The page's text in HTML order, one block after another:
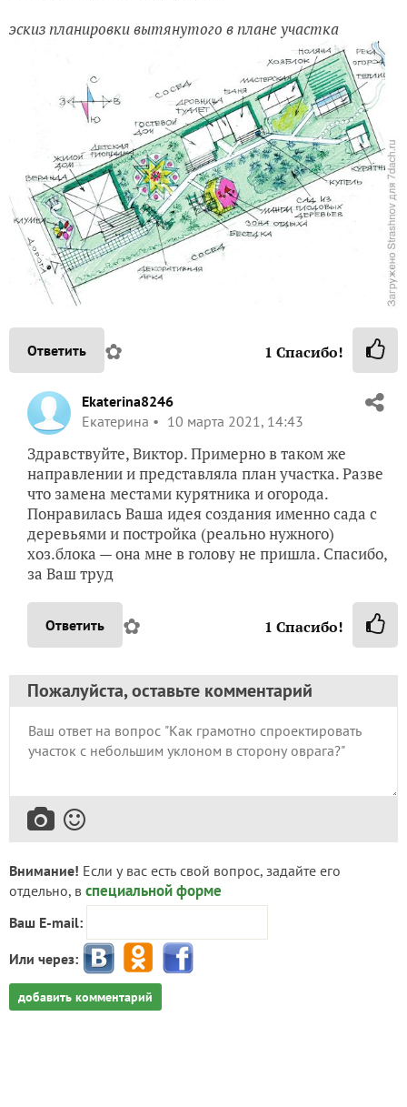
эскиз планировки вытянутого в плане участка
Ответить ✿ 1 Спасибо!
Ekaterina8246
Екатерина
10 марта 2021, 14:43
Здравствуйте, Виктор. Примерно в таком же
направлении и представляла план участка. Разве
что замена местами курятника и огорода.
Понравилась Ваша идея создания именно сада с
деревьями и постройка (реально нужного)
хоз.блока — она мне в голову не пришла. Спасибо,
за Ваш труд
Ответить ✿ 1 Спасибо!
Пожалуйста, оставьте комментарий
Внимание! Если у вас есть свой вопрос, задайте его
отдельно, в специальной форме
Ваш E-mail:
Или через:
добавить комментарий